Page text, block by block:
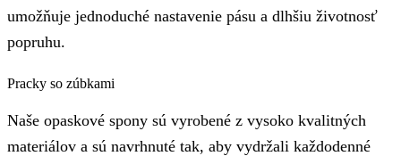
umožňuje jednoduché nastavenie pásu a dlhšiu životnosť
popruhu.
Pracky so zúbkami
Naše opaskové spony sú vyrobené z vysoko kvalitných
materiálov a sú navrhnuté tak, aby vydržali každodenné